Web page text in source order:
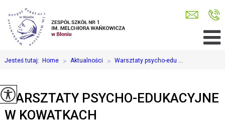
Jesteś tutaj: Home > Aktualności > Warsztaty psycho-edu ...
WARSZTATY PSYCHO-EDUKACYJNE
W KOWATKACH